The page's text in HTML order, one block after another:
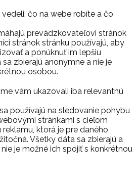
čo na webe robíte a čo
prevádzkovateľovi stránok
stránok stránku používajú, aby
a ponúknuť im lepšiu
zbierajú anonymne a nie je
osobou.
vám ukazovali iba relevantnú
používajú na sledovanie pohybu
stránkami s cieľom
ktorá je pre daného
Všetky dáta sa zbierajú a
je možné ich spojiť s konkrétnou